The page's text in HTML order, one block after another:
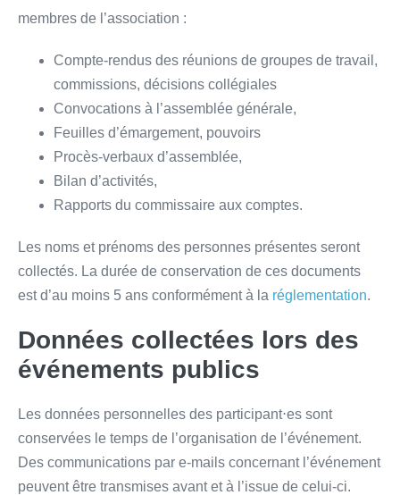
membres de l’association :
Compte-rendus des réunions de groupes de travail,
commissions, décisions collégiales
Convocations à l’assemblée générale,
Feuilles d’émargement, pouvoirs
Procès-verbaux d’assemblée,
Bilan d’activités,
Rapports du commissaire aux comptes.
Les noms et prénoms des personnes présentes seront
collectés. La durée de conservation de ces documents
est d’au moins 5 ans conformément à la réglementation.
Données collectées lors des
événements publics
Les données personnelles des participant⋅es sont
conservées le temps de l’organisation de l’événement.
Des communications par e-mails concernant l’événement
peuvent être transmises avant et à l’issue de celui-ci.